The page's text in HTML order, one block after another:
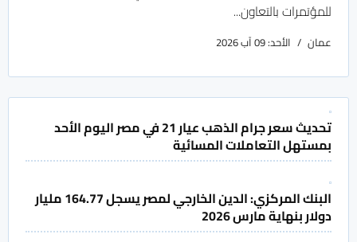
للمؤتمرات بالتعاون...
عمان الأحد: 09 آب 2026
تحديث سعر جرام الذهب عيار 21 في مصر اليوم الأحد
بمستهل التعاملات المسائية
البنك المركزي: الدين الخارجي لمصر يسجل 164.77 مليار
دولار بنهاية مارس 2026